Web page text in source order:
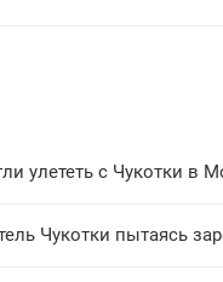
улететь с Чукотки в
Чукотки пытаясь